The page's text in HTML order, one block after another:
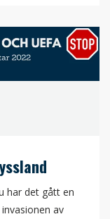
har det gått en
av